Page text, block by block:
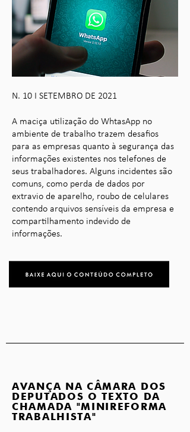
N. 10 I SETEMBRO DE 2021
A maciça utilização do WhtasApp no
ambiente de trabalho trazem desafios
para as empresas quanto à segurança das
informações existentes nos telefones de
seus trabalhadores. Alguns incidentes são
comuns, como perda de dados por
extravio de aparelho, roubo de celulares
contendo arquivos sensíveis da empresa e
compartilhamento indevido de
informações.
AVANÇA NA CÂMARA DOS
DEPUTADOS O TEXTO DA
CHAMADA "MINIREFORMA
TRABALHISTA"